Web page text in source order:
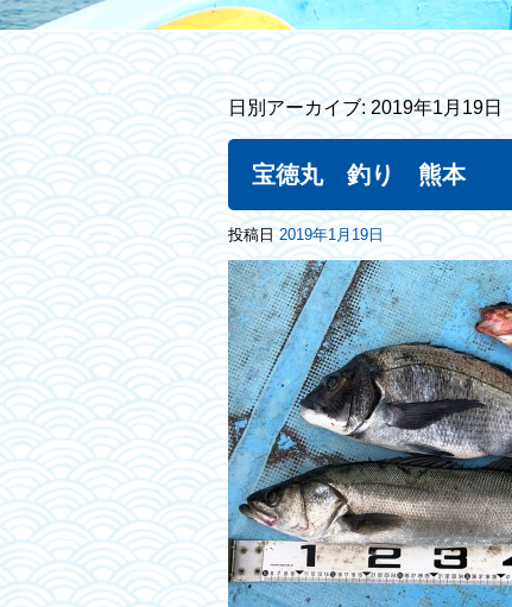
日別アーカイブ:2019年1月19日
宝徳丸 釣り 熊本
投稿日 2019年1月19日